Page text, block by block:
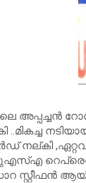
അപ്പച്ചൻ
നല്കി
സ്റ്റീഫൻ